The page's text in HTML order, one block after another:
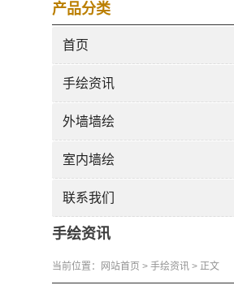
产品分类
首页
手绘资讯
外墙墙绘
室内墙绘
联系我们
手绘资讯
当前位置： 网站首页 > 手绘资讯 > 正文